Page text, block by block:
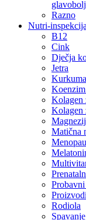
Razno
Nutri-inspekcija
B12
Cink
Dječja
Jetra
Kurkuma
Kolagen
Kolagen
Magnezij
Matična
Rodiola
Spavanje